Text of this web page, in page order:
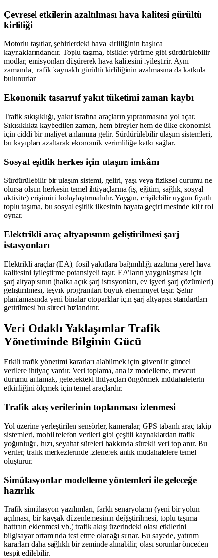
Çevresel etkilerin azaltılması hava kalitesi gürültü
kirliliği
Motorlu taşıtlar, şehirlerdeki hava kirliliğinin başlıca
kaynaklarındandır. Toplu taşıma, bisiklet yürüme gibi sürdürülebilir
modlar, emisyonları düşürerek hava kalitesini iyileştirir. Aynı
zamanda, trafik kaynaklı gürültü kirliliğinin azalmasına da katkıda
bulunurlar.
Ekonomik tasarruf yakıt tüketimi zaman kaybı
Trafik sıkışıklığı, yakıt israfına araçların yıpranmasına yol açar.
Sıkışıklıkta kaybedilen zaman, hem bireyler hem de ülke ekonomisi
için ciddi bir maliyet anlamına gelir. Sürdürülebilir ulaşım sistemleri,
bu kayıpları azaltarak ekonomik verimliliğe katkı sağlar.
Sosyal eşitlik herkes için ulaşım imkânı
Sürdürülebilir bir ulaşım sistemi, geliri, yaşı veya fiziksel durumu ne
olursa olsun herkesin temel ihtiyaçlarına (iş, eğitim, sağlık, sosyal
aktivite) erişimini kolaylaştırmalıdır. Yaygın, erişilebilir uygun fiyatlı
toplu taşıma, bu sosyal eşitlik ilkesinin hayata geçirilmesinde kilit rol
oynar.
Elektrikli araç altyapısının geliştirilmesi şarj
istasyonları
Elektrikli araçlar (EA), fosil yakıtlara bağımlılığı azaltma yerel hava
kalitesini iyileştirme potansiyeli taşır. EA’ların yaygınlaşması için
şarj altyapısının (halka açık şarj istasyonları, ev işyeri şarj çözümleri)
geliştirilmesi, teşvik programları büyük ehemmiyet taşır. Şehir
planlamasında yeni binalar otoparklar için şarj altyapısı standartları
getirilmesi bu süreci hızlandırır.
Veri Odaklı Yaklaşımlar Trafik
Yönetiminde Bilginin Gücü
Etkili trafik yönetimi kararları alabilmek için güvenilir güncel
verilere ihtiyaç vardır. Veri toplama, analiz modelleme, mevcut
durumu anlamak, gelecekteki ihtiyaçları öngörmek müdahalelerin
etkinliğini ölçmek için temel araçlardır.
Trafik akış verilerinin toplanması izlenmesi
Yol üzerine yerleştirilen sensörler, kameralar, GPS tabanlı araç takip
sistemleri, mobil telefon verileri gibi çeşitli kaynaklardan trafik
yoğunluğu, hızı, seyahat süreleri hakkında sürekli veri toplanır. Bu
veriler, trafik merkezlerinde izlenerek anlık müdahalelere temel
oluşturur.
Simülasyonlar modelleme yöntemleri ile geleceğe
hazırlık
Trafik simülasyon yazılımları, farklı senaryoların (yeni bir yolun
açılması, bir kavşak düzenlemesinin değiştirilmesi, toplu taşıma
hattının eklenmesi vb.) trafik akışı üzerindeki olası etkilerini
bilgisayar ortamında test etme olanağı sunar. Bu sayede, yatırım
kararları daha sağlıklı bir zeminde alınabilir, olası sorunlar önceden
tespit edilebilir.